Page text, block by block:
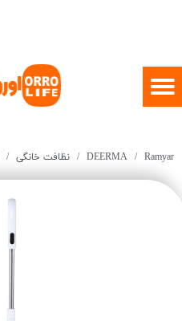
Ramyar
DEERMA نظافت خانگی